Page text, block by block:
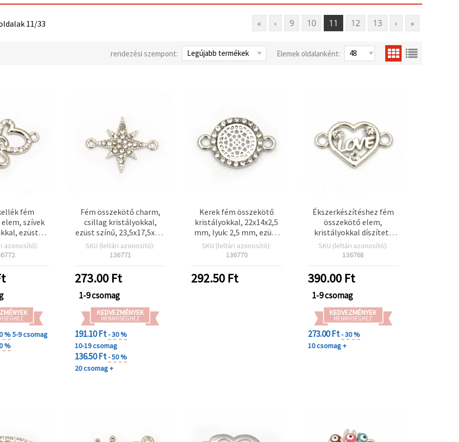
« ‹ 9 10 11 12 13 › »
11/33
rendezési szempont: Elemek oldalanként:
fém
szívek
ezüst
mm,
– 5 db
azonosító):
%5-9 csomag
%
Fém összekötő charm,
csillag kristályokkal,
ezüst színű, 23,5x17,5x2,5
mm, furat 2,5 mm – 2 db
SKU (leltári azonosító):
136771
273.00 Ft
1-9 csomag
KEDVEZMÉNYEK
MENNYISÉGHEZ
191.10 Ft- 30 %
10-19 csomag
136.50 Ft- 50 %
20 csomag +
Kerek fém összekötő
kristályokkal, 22x14x2,5
mm, lyuk: 2,5 mm, ezüst
színű - 2 db
SKU (leltári azonosító):
136770
292.50 Ft
Ékszerkészítéshez fém
összekötő elem,
kristályokkal díszített
szív, ezüst színű,
17x10,5x1,5 mm, furat 1,5
SKU (leltári azonosító):
136768
390.00Ft
1-9 csomag
KEDVEZMÉNYEK
MENNYISÉGHEZ
273.00 Ft- 30 %
10 csomag +